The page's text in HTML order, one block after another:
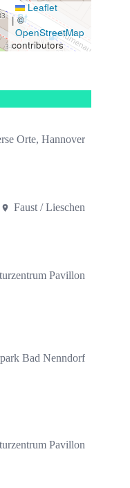
Leaflet
|©
OpenStreetMap
contributors
Orte, Hannover
Faust / Lieschen
Pavillon
Bad Nenndorf
Pavillon